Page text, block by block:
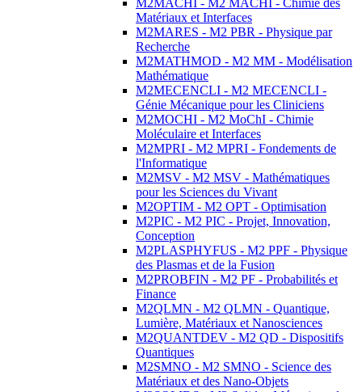
M2MACHI - M2 MACHI - Chimie des
Matériaux et Interfaces
M2MARES - M2 PBR - Physique par
Recherche
M2MATHMOD - M2 MM - Modélisation
Mathématique
M2MECENCLI - M2 MECENCLI -
Génie Mécanique pour les Cliniciens
M2MOCHI - M2 MoChI - Chimie
Moléculaire et Interfaces
M2MPRI - M2 MPRI - Fondements de
l'Informatique
M2MSV - M2 MSV - Mathématiques
pour les Sciences du Vivant
M2OPTIM - M2 OPT - Optimisation
M2PIC - M2 PIC - Projet, Innovation,
Conception
M2PLASPHYFUS - M2 PPF - Physique
des Plasmas et de la Fusion
M2PROBFIN - M2 PF - Probabilités et
Finance
M2QLMN - M2 QLMN - Quantique,
Lumière, Matériaux et Nanosciences
M2QUANTDEV - M2 QD - Dispositifs
Quantiques
M2SMNO - M2 SMNO - Science des
Matériaux et des Nano-Objets